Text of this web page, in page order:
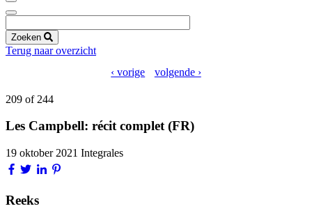
Zoeken
Terug naar overzicht
‹ vorige
volgende ›
209 of 244
Les Campbell: récit complet (FR)
19 oktober 2021 Integrales
Reeks